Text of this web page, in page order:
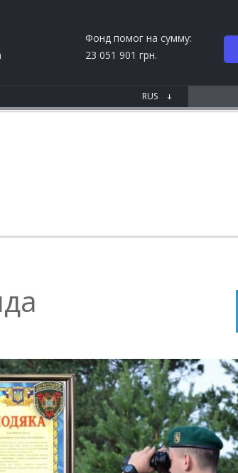
Фонд помог на сумму:
23 051 901 грн.